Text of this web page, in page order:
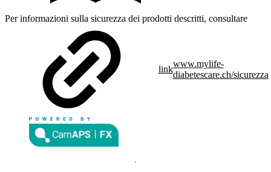
Per informazioni sulla sicurezza dei prodotti descritti, consultare
link
www.mylife-
diabetescare.ch/sicurezza